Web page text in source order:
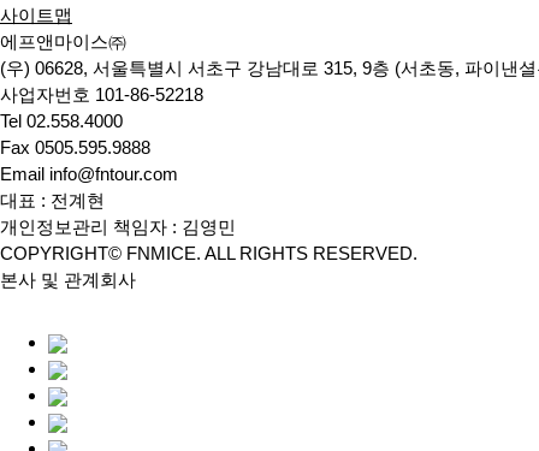
사이트맵
에프앤마이스㈜
(우) 06628, 서울특별시 서초구 강남대로 315, 9층 (서초동, 파이낸
사업자번호 101-86-52218
Tel 02.558.4000
Fax 0505.595.9888
Email info@fntour.com
대표 : 전계현
개인정보관리 책임자 : 김영민
COPYRIGHT© FNMICE. ALL RIGHTS RESERVED.
본사 및 관계회사